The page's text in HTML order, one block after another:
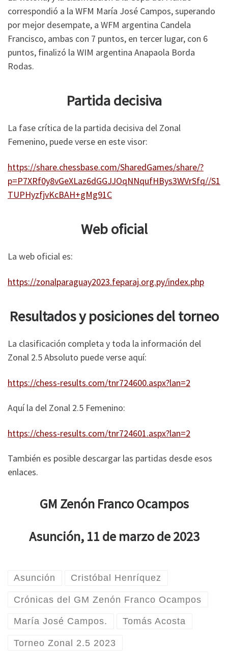
correspondió a la WFM María José Campos, superando
por mejor desempate, a WFM argentina Candela
Francisco, ambas con 7 puntos, en tercer lugar, con 6
puntos, finalizó la WIM argentina Anapaola Borda
Rodas.
Partida decisiva
La fase crítica de la partida decisiva del Zonal
Femenino, puede verse en este visor:
https://share.chessbase.com/SharedGames/share/?
p=P7XRf0y8vGeXLaz6dGGJJOqNNqufHBys3WVrSfq//S1
TUPHyzfjvKcBAH+gMg91C
Web oficial
La web oficial es:
https://zonalparaguay2023.feparaj.org.py/index.php
Resultados y posiciones del torneo
La clasificación completa y toda la información del
Zonal 2.5 Absoluto puede verse aquí:
https://chess-results.com/tnr724600.aspx?lan=2
Aquí la del Zonal 2.5 Femenino:
https://chess-results.com/tnr724601.aspx?lan=2
También es posible descargar las partidas desde esos
enlaces.
GM Zenón Franco Ocampos
Asunción, 11 de marzo de 2023
Asunción Cristóbal Henríquez
Crónicas del GM Zenón Franco Ocampos
María José Campos. Tomás Acosta
Torneo Zonal 2.5 2023